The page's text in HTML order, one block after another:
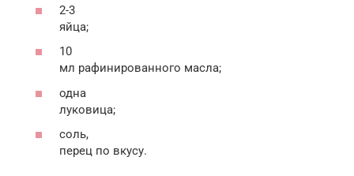
2-3
яйца;
10
мл рафинированного масла;
одна
луковица;
соль,
перец по вкусу.